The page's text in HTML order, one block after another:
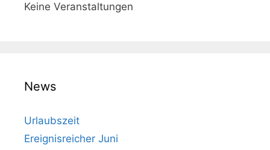
Keine Veranstaltungen
News
Urlaubszeit
Ereignisreicher Juni